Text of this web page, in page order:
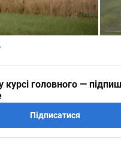
головного —
Підписатися